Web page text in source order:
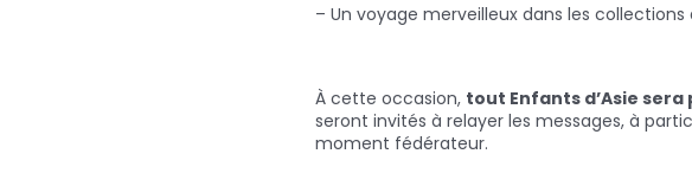
– Un voyage merveilleux dans les
À cette occasion, tout Enfants d’Asie
seront invités à relayer les messages, à
moment fédérateur.